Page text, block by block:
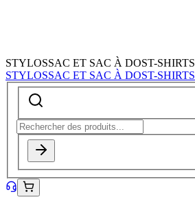
STYLOSSAC ET SAC À DOST-SHIRTS
STYLOSSAC ET SAC À DOST-SHIRTS